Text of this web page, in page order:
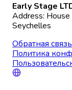
Early Stage
Address: House
Seychelles
Обратная связь
Политика